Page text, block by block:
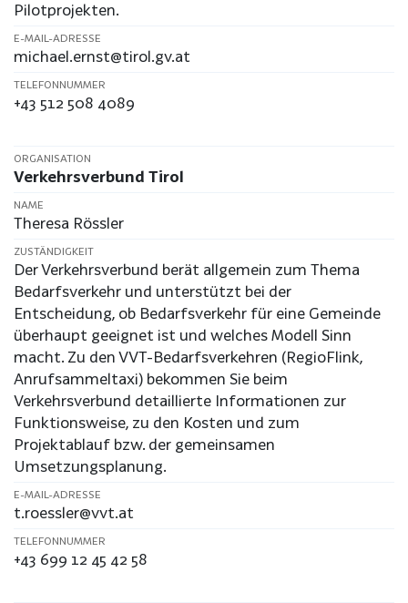
Pilotprojekten.
E-MAIL-ADRESSE
michael.ernst@tirol.gv.at
TELEFONNUMMER
+43 512 508 4089
ORGANISATION
Verkehrsverbund Tirol
NAME
Theresa Rössler
ZUSTÄNDIGKEIT
Der Verkehrsverbund berät allgemein zum Thema
Bedarfsverkehr und unterstützt bei der
Entscheidung, ob Bedarfsverkehr für eine Gemeinde
überhaupt geeignet ist und welches Modell Sinn
macht. Zu den VVT-Bedarfsverkehren (RegioFlink,
Anrufsammeltaxi) bekommen Sie beim
Verkehrsverbund detaillierte Informationen zur
Funktionsweise, zu den Kosten und zum
Projektablauf bzw. der gemeinsamen
Umsetzungsplanung.
E-MAIL-ADRESSE
t.roessler@vvt.at
TELEFONNUMMER
+43 699 12 45 42 58